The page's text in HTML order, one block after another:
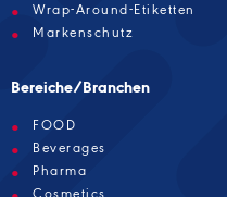
Wrap-Around-Etiketten
Markenschutz
Bereiche/Branchen
FOOD
Beverages
Pharma
Cosmetics